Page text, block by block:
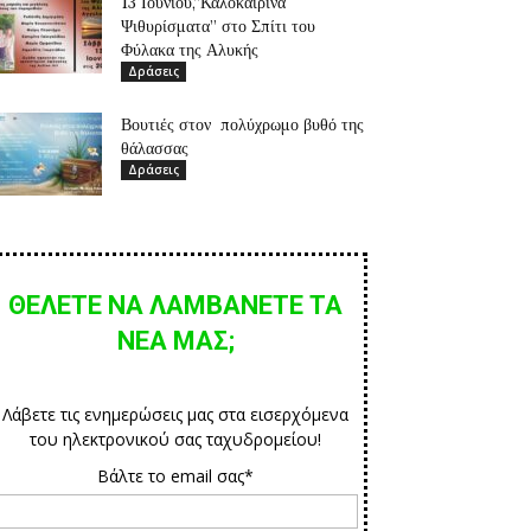
Ψιθυρίσματα” στο Σπίτι του
Φύλακα της Αλυκής
Δράσεις
Βουτιές στον πολύχρωμο βυθό της
θάλασσας
Δράσεις
ΘΕΛΕΤΕ ΝΑ ΛΑΜΒΑΝΕΤΕ ΤΑ
ΝΕΑ ΜΑΣ;
Λάβετε τις ενημερώσεις μας στα εισερχόμενα
του ηλεκτρονικού σας ταχυδρομείου!
Βάλτε το email σας*